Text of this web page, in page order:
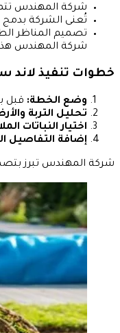
شركة المهندس
تُعنى الشركة بدمج
تصميم المناظر
شركة المهندس هذا
خطوات تنفيذ لاند
وضع الخطة: قبل
تحليل التربة
اختيار النباتات
إضافة التفاصيل
شركة المهندس تبرز